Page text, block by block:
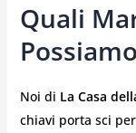
Quali
Noi di La Casa
chiavi porta sci